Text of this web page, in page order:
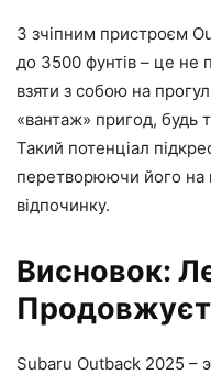
З зчіпним пристроєм
до 3500 фунтів – це не
взяти з собою на
«вантаж» пригод, будь
Такий потенціал
перетворюючи його на
відпочинку.
Висновок:
Subaru Outback 2025 –